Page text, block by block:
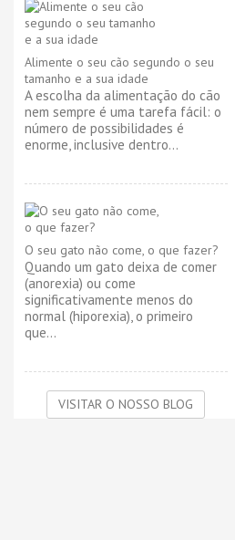
Alimente o seu cão segundo o seu
tamanho e a sua idade
A escolha da alimentação do cão
nem sempre é uma tarefa fácil: o
número de possibilidades é
enorme, inclusive dentro...
O seu gato não come, o que fazer?
Quando um gato deixa de comer
(anorexia) ou come
significativamente menos do
normal (hiporexia), o primeiro
que...
VISITAR O NOSSO BLOG